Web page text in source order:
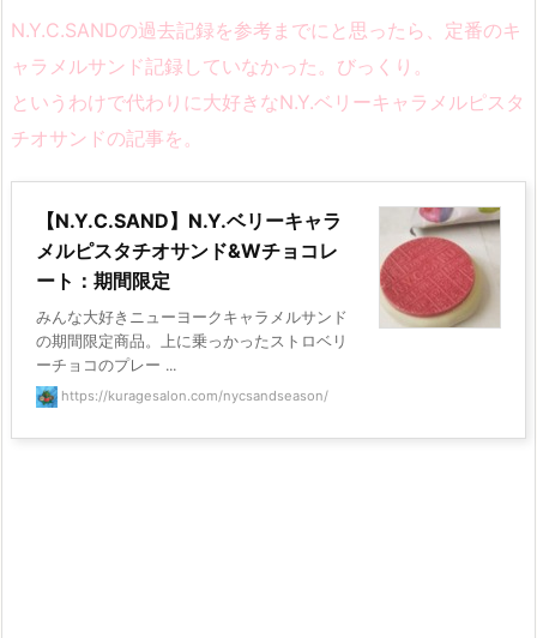
N.Y.C.SANDの過去記録を参考までにと思ったら、定番のキ
ャラメルサンド記録していなかった。びっくり。
というわけで代わりに大好きなN.Y.ベリーキャラメルピスタ
チオサンドの記事を。
【N.Y.C.SAND】N.Y.ベリーキャラ
メルピスタチオサンド&Wチョコレ
ート：期間限定
みんな大好きニューヨークキャラメルサンド
の期間限定商品。上に乗っかったストロベリ
ーチョコのプレー ...
https://kuragesalon.com/nycsandseason/